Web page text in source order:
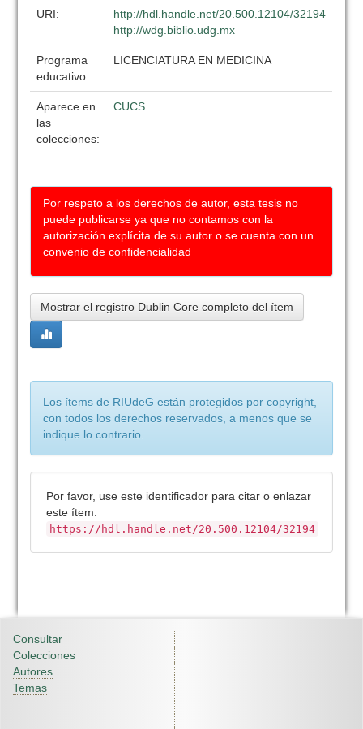
URI:
http://hdl.handle.net/20.500.12104/32194
http://wdg.biblio.udg.mx
Programa
educativo:
LICENCIATURA EN MEDICINA
Aparece en
las
colecciones:
CUCS
Por respeto a los derechos de autor, esta tesis no
puede publicarse ya que no contamos con la
autorización explícita de su autor o se cuenta con un
convenio de confidencialidad
Mostrar el registro Dublin Core completo del ítem
Los ítems de RIUdeG están protegidos por copyright,
con todos los derechos reservados, a menos que se
indique lo contrario.
Por favor, use este identificador para citar o enlazar
este ítem:
https://hdl.handle.net/20.500.12104/32194
Consultar
Colecciones
Autores
Temas